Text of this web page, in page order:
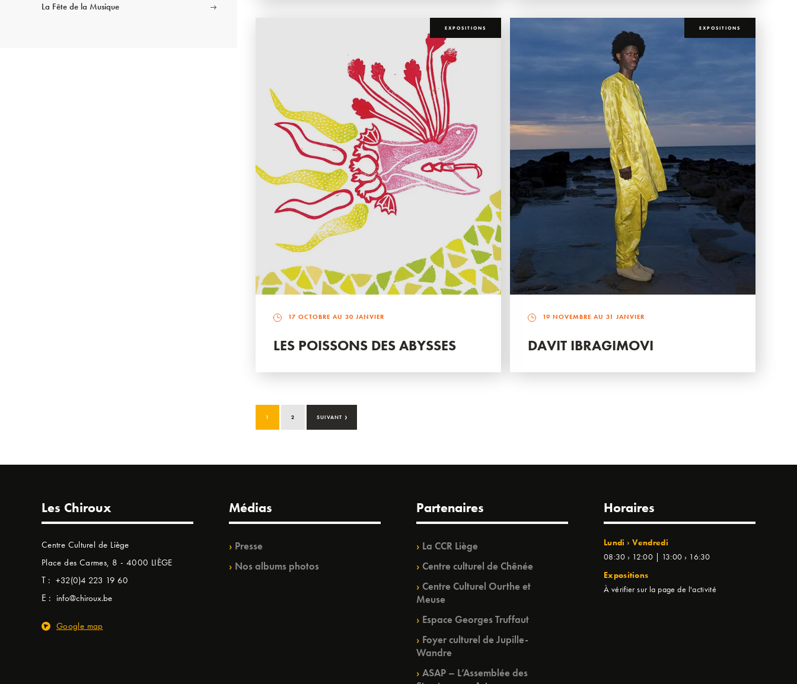
La Fête de la Musique
EXPOSITIONS
17 OCTOBRE AU 30 JANVIER
LES POISSONS DES ABYSSES
EXPOSITIONS
19 NOVEMBRE AU 31 JANVIER
DAVIT IBRAGIMOVI
1 2 SUIVANT ›
Les Chiroux
Centre Culturel de Liège
Place des Carmes, 8 - 4000 LIÈGE
T : +32(0)4 223 19 60
E : info@chiroux.be
Google map
Médias
Presse
Nos albums photos
Partenaires
La CCR Liège
Centre culturel de Chênée
Centre Culturel Ourthe et
Meuse
Espace Georges Truffaut
Foyer culturel de Jupille-
Wandre
ASAP – L’Assemblée des
Horaires
Lundi › Vendredi
08:30 › 12:00 | 13:00 › 16:30
Expositions
À vérifier sur la page de l'activité